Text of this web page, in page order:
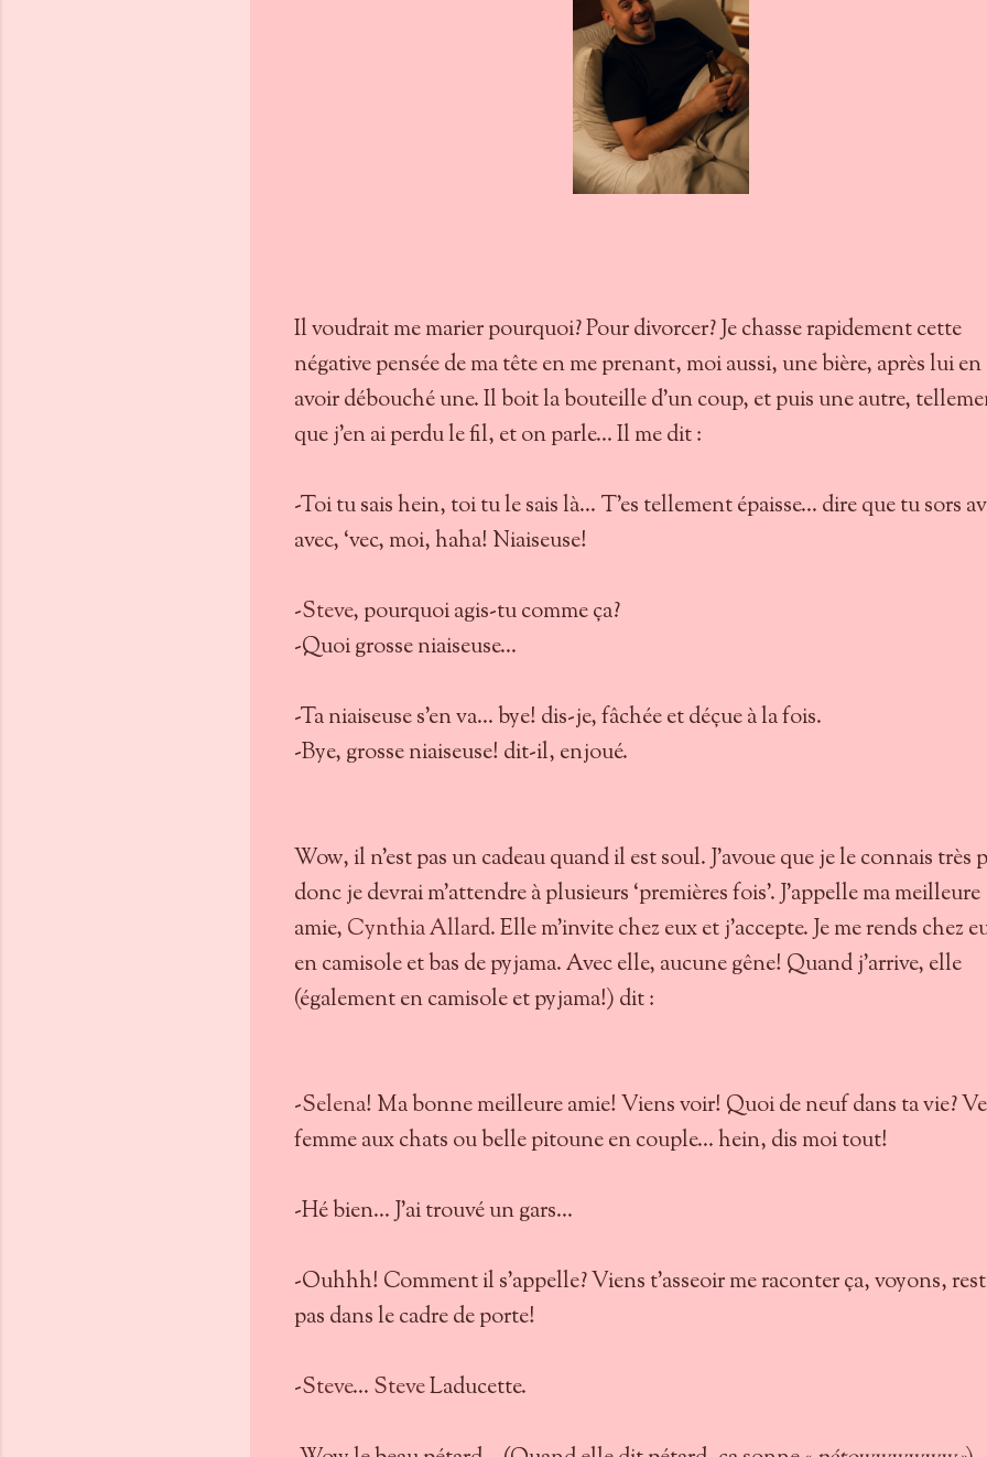
Il voudrait me marier pourquoi? Pour divorcer? Je chasse rapidement cette
négative pensée de ma tête en me prenant, moi aussi, une bière, après lui en
avoir débouché une. Il boit la bouteille d’un coup, et puis une autre,
que j’en ai perdu le fil, et on parle… Il me dit :
-Toi tu sais hein, toi tu le sais là… T’es tellement épaisse… dire que tu sors
avec, ‘vec, moi, haha! Niaiseuse!
-Steve, pourquoi agis-tu comme ça?
-Quoi grosse niaiseuse…
-Ta niaiseuse s’en va… bye! dis-je, fâchée et déçue à la fois.
-Bye, grosse niaiseuse! dit-il, enjoué.
Wow, il n’est pas un cadeau quand il est soul. J’avoue que je le connais très
donc je devrai m’attendre à plusieurs ‘premières fois’. J’appelle ma meilleure
amie, Cynthia Allard. Elle m’invite chez eux et j’accepte. Je me rends chez
en camisole et bas de pyjama. Avec elle, aucune gêne! Quand j’arrive, elle
(également en camisole et pyjama!) dit :
-Selena! Ma bonne meilleure amie! Viens voir! Quoi de neuf dans ta vie?
femme aux chats ou belle pitoune en couple… hein, dis moi tout!
-Hé bien… J’ai trouvé un gars…
-Ouhhh! Comment il s’appelle? Viens t’asseoir me raconter ça, voyons,
pas dans le cadre de porte!
-Steve… SteveLaducette.